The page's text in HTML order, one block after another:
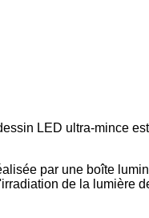
LED ultra-mince
par une boîte
de la lumière